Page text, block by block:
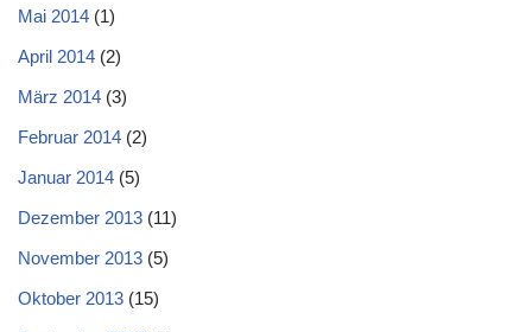
Mai 2014 (1)
April 2014 (2)
März 2014 (3)
Februar 2014 (2)
Januar 2014 (5)
Dezember 2013 (11)
November 2013 (5)
Oktober 2013 (15)